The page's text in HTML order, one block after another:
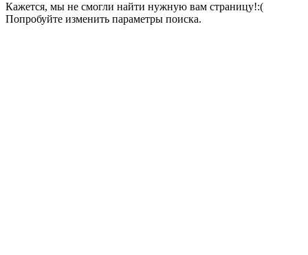
Кажется, мы не смогли найти нужную вам страницу!:(
Попробуйте изменить параметры поиска.